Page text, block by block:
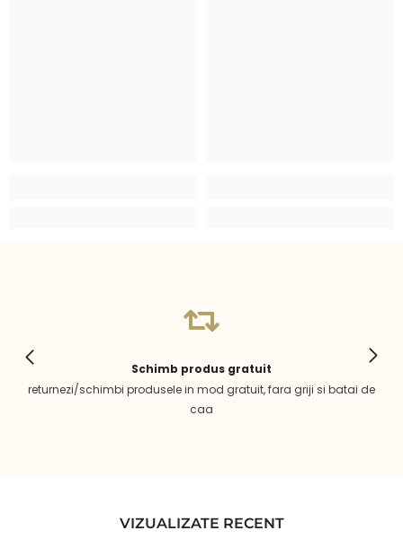
Schimb produs gratuit
returnezi/schimbi produsele in mod gratuit, fara griji si batai de
caa
VIZUALIZATE RECENT